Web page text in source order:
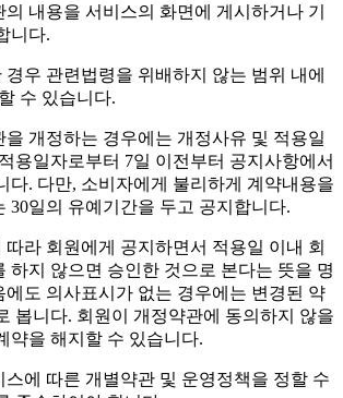
내용을 서비스의 화면에 게시하거나 기
니다.
우 관련법령을 위배하지 않는 범위 내에
수 있습니다.
개정하는 경우에는 개정사유 및 적용일
용일자로부터 7일 이전부터 공지사항에서
다. 다만, 소비자에게 불리하게 계약내용을
30일의 유예기간을 두고 공지합니다.
라 회원에게 공지하면서 적용일 이내 회
하지 않으면 승인한 것으로 본다는 뜻을 명
에도 의사표시가 없는 경우에는 변경된 약
봅니다. 회원이 개정약관에 동의하지 않을
약을 해지할 수 있습니다.
에 따른 개별약관 및 운영정책을 정할 수